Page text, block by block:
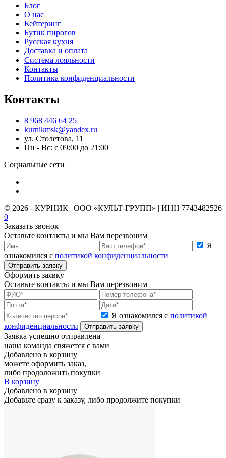
Блог
О нас
Кейтеринг
Бутик пирогов
Русская кухня
Доставка и оплата
Система лояльности
Контакты
Политика конфиденциальности
Контакты
8 968 446 64 25
kurnikmsk@yandex.ru
ул. Столетова, 11
Пн - Вс: с 09:00 до 21:00
Социальные сети
© 2026 - КУРНИК | ООО «КУЛЬТ-ГРУПП» | ИНН 7743482526
0
Заказать звонок
Оставьте контакты и мы Вам перезвоним
Я
ознакомился с политикой конфиденциальности
Отправить заявку
Оформить заявку
Оставьте контакты и мы Вам перезвоним
Я ознакомился с политикой
конфиденциальности
Отправить заявку
Заявка успешно отправлена
наша команда свяжется с вами
Добавлено в корзину
можете оформить заказ,
либо продоложить покупки
В корзину
Добавлено в корзину
Добавьте сразу к заказу, либо продолжите покупки